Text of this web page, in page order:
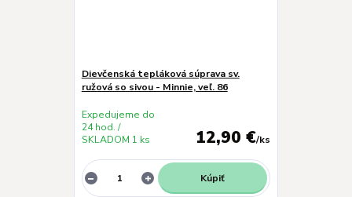
Dievčenská tepláková súprava sv.
ružová so sivou - Minnie, veľ. 86
12,90 €/ks
Expedujeme do
24 hod. /
SKLADOM 1 ks
Kúpiť